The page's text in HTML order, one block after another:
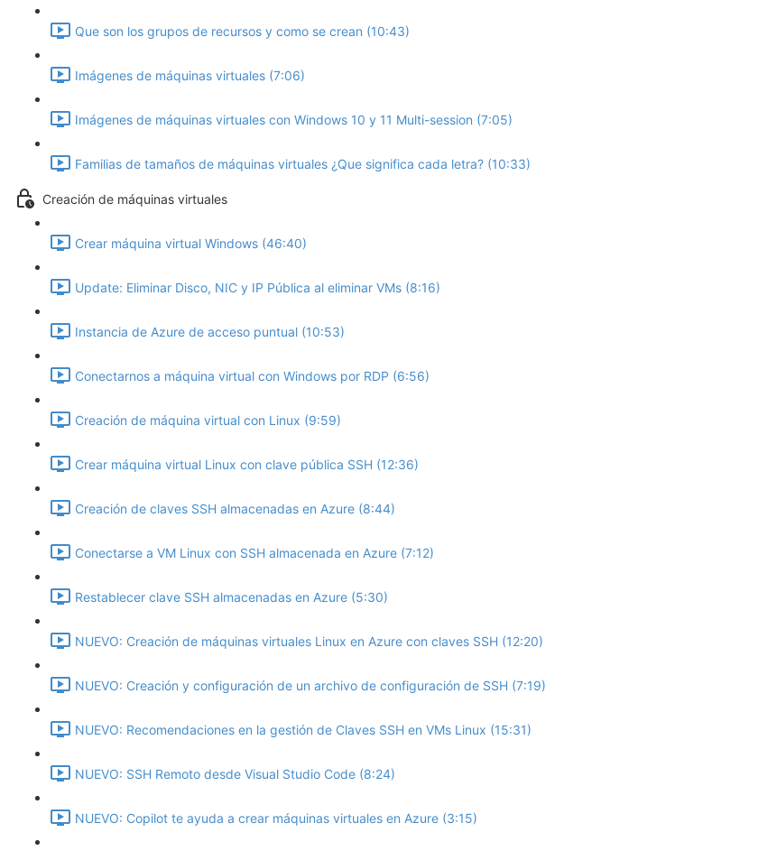
Que son los grupos de recursos y como se crean (10:43)
Imágenes de máquinas virtuales (7:06)
Imágenes de máquinas virtuales con Windows 10 y 11 Multi-session (7:05)
Familias de tamaños de máquinas virtuales ¿Que significa cada letra? (10:33)
Creación de máquinas virtuales
Crear máquina virtual Windows (46:40)
Update: Eliminar Disco, NIC y IP Pública al eliminar VMs (8:16)
Instancia de Azure de acceso puntual (10:53)
Conectarnos a máquina virtual con Windows por RDP (6:56)
Creación de máquina virtual con Linux (9:59)
Crear máquina virtual Linux con clave pública SSH (12:36)
Creación de claves SSH almacenadas en Azure (8:44)
Conectarse a VM Linux con SSH almacenada en Azure (7:12)
Restablecer clave SSH almacenadas en Azure (5:30)
NUEVO: Creación de máquinas virtuales Linux en Azure con claves SSH (12:20)
NUEVO: Creación y configuración de un archivo de configuración de SSH (7:19)
NUEVO: Recomendaciones en la gestión de Claves SSH en VMs Linux (15:31)
NUEVO: SSH Remoto desde Visual Studio Code (8:24)
NUEVO: Copilot te ayuda a crear máquinas virtuales en Azure (3:15)